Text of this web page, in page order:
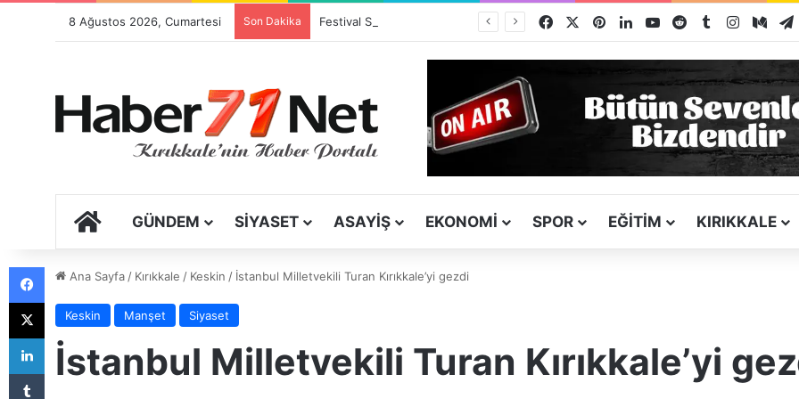
8 Ağustos 2026, Cumartesi Son Dakika Festival Sancısı Facebook PinterestLinkedInYouTubeRedditTumblrInstagram
ANA SAYFA
GÜNDEM SIYASET ASAYIŞ EKONOMI SPOR EĞITIM KIRIKKALE
Ana Sayfa/ Kırıkkale / Keskin / İstanbul Milletvekili Turan Kırıkkale’yi gezdi
Keskin Manşet Siyaset
İstanbul Milletvekili Turan Kırıkkale’yi
LinkedIn
Tumblr